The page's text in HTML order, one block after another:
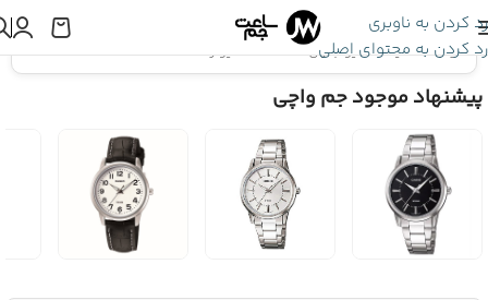
رد کردن به ناوبری
رد کردن به محتوای اصلی
اینجا هستید:کاسیو جنرال»ساعت کاسیو زنانه CASIO LTP-1303LL-7A
پیشنهاد موجود جم واچی